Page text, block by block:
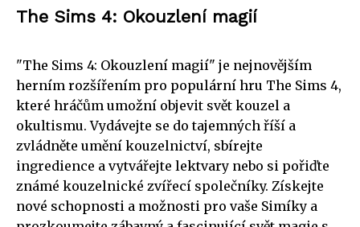
The Sims 4: Okouzlení magií
"The Sims 4: Okouzlení magií" je nejnovějším
herním rozšířením pro populární hru The Sims 4,
které hráčům umožní objevit svět kouzel a
okultismu. Vydávejte se do tajemných říší a
zvládněte umění kouzelnictví, sbírejte
ingredience a vytvářejte lektvary nebo si pořiďte
známé kouzelnické zvířecí společníky. Získejte
nové schopnosti a možnosti pro vaše Simíky a